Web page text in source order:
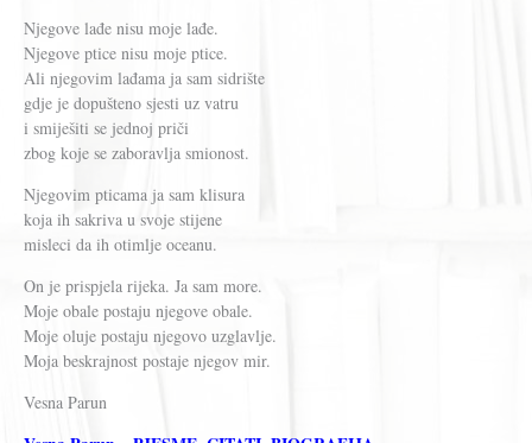
Njegove lađe nisu moje lađe.
Njegove ptice nisu moje ptice.
Ali njegovim lađama ja sam sidrište
gdje je dopušteno sjesti uz vatru
i smiješiti se jednoj priči
zbog koje se zaboravlja smionost.
Njegovim pticama ja sam klisura
koja ih sakriva u svoje stijene
misleci da ih otimlje oceanu.
On je prispjela rijeka. Ja sam more.
Moje obale postaju njegove obale.
Moje oluje postaju njegovo uzglavlje.
Moja beskrajnost postaje njegov mir.
Vesna Parun